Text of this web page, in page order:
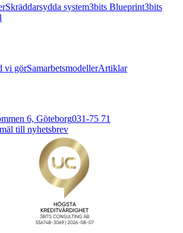
Skräddarsydda system3bits Blueprint3bits
vi görSamarbetsmodellerArtiklar
6, Göteborg031-75 71
till nyhetsbrev